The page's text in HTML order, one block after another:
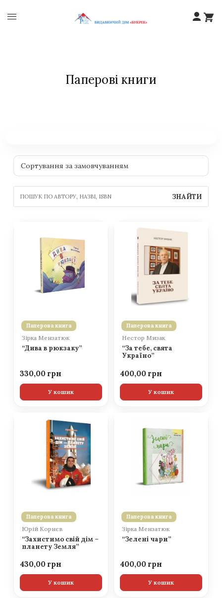
Паперові книги
ЗНАЙТИ
Паперова книга
Зірка Мензатюк
“Дива в рюкзаку”
330,00
У кошик
Паперова книга
Нестор Мизак
“За тебе, свята
Україно”
400,00
У кошик
Паперова книга
Юрій Корнєв
“Захистимо свій дім –
планету Земля”
430,00
У кошик
Паперова книга
Зірка Мензатюк
“Зелені чари”
400,00
У кошик